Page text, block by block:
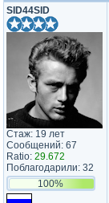
SID44SID
Стаж: 19 лет
Сообщений: 67
Ratio: 29.672
Поблагодарили: 32
100%